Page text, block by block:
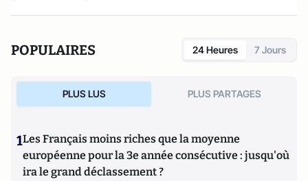
POPULAIRES 24 Heures 7 Jours
PLUS LUS PLUS PARTAGES
1Les Français moins riches que la moyenne
européenne pour la 3e année consécutive : jusqu'où
ira le grand déclassement ?